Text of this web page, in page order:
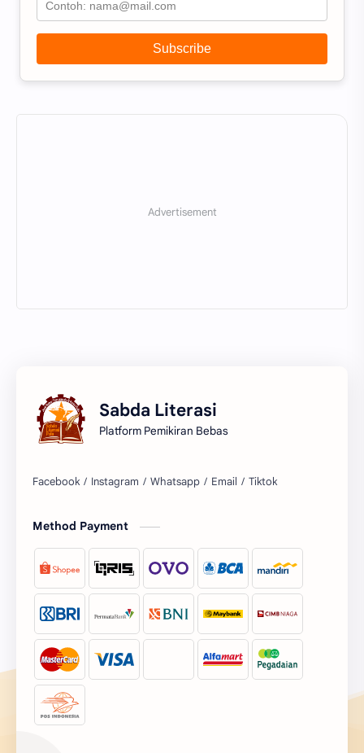
Subscribe
Sabda Literasi
Platform Pemikiran Bebas
Facebook Instagram Whatsapp Email Tiktok
Method Payment
Cookie Consent